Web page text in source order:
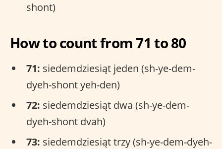
shont)
How to count from 71 to 80
71: siedemdziesiąt jeden (sh-ye-dem-
dyeh-shont yeh-den)
72: siedemdziesiąt dwa (sh-ye-dem-
dyeh-shont dvah)
73: siedemdziesiąt trzy (sh-ye-dem-dyeh-